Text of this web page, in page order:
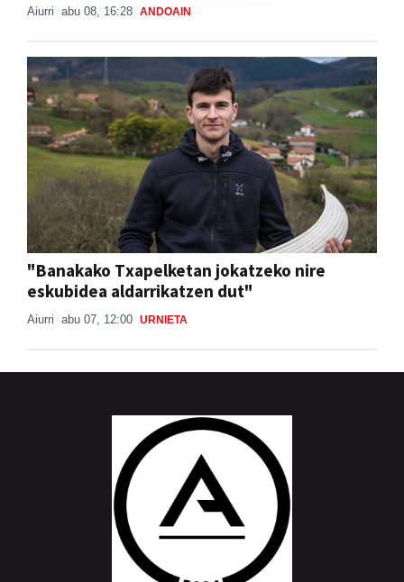
Aiurri abu 08, 16:28 ANDOAIN
"Banakako Txapelketan jokatzeko nire
eskubidea aldarrikatzen dut"
Aiurri abu 07, 12:00 URNIETA